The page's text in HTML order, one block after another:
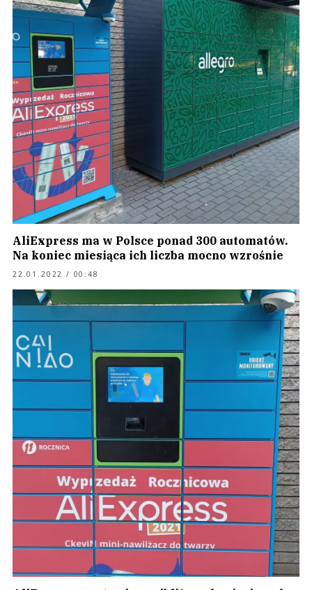
AliExpress ma w Polsce ponad 300 automatów.
Na koniec miesiąca ich liczba mocno wzrośnie
22.01.2022 / 00:48